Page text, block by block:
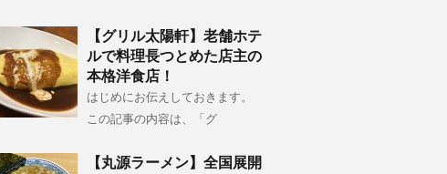
【グリル太陽軒】老舗ホテ
ルで料理長つとめた店主の
本格洋食店！
はじめにお伝えしておきます。
この記事の内容は、「グ
【丸源ラーメン】全国展開